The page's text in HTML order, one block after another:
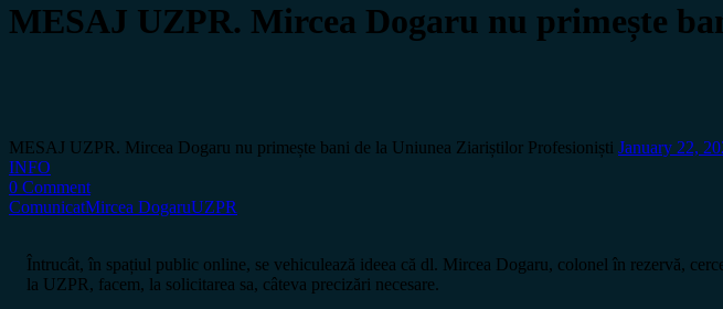
MESAJ UZPR. Mircea Dogaru nu primește
MESAJ UZPR. Mircea Dogaru nu primește bani de la Uniunea Ziariștilor Profesioniști January 22,
INFO
0 Comment
ComunicatMircea DogaruUZPR
Întrucât, în spațiul public online, se vehiculează ideea că dl. Mircea Dogaru, colonel în rezervă,
la UZPR, facem, la solicitarea sa, câteva precizări necesare.